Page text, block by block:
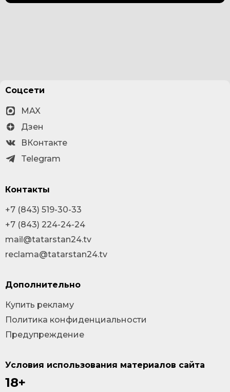
Условия использования материалов сайта
18+
Соцсети
MAX
Дзен
ВКонтакте
Telegram
Контакты
+7 (843) 519-30-33
+7 (843) 224-24-24
mail@tatarstan24.tv
reclama@tatarstan24.tv
Дополнительно
Купить рекламу
Политика конфиденциальности
Предупреждение